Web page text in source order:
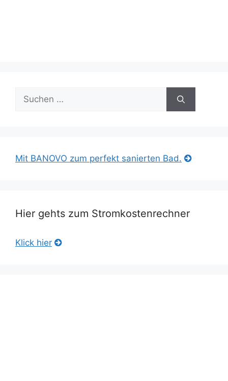
Suche
nach:
Mit BANOVO zum perfekt sanierten Bad.
Hier gehts zum Stromkostenrechner
Klick hier